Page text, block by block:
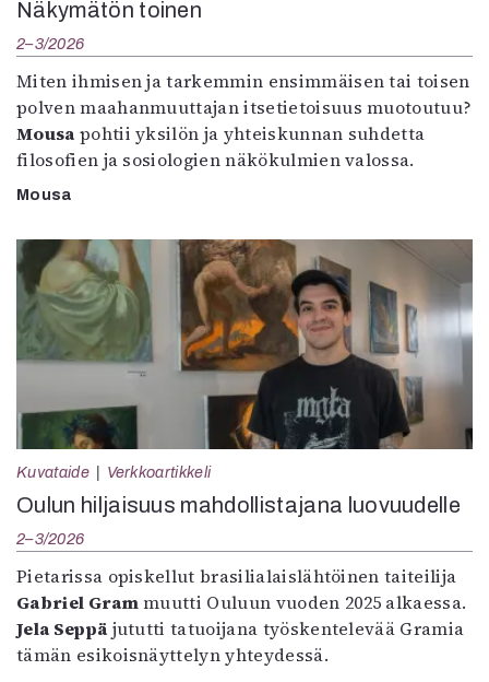
Näkymätön toinen
2–3/2026
Miten ihmisen ja tarkemmin ensimmäisen tai toisen
polven maahanmuuttajan itsetietoisuus muotoutuu?
Mousa pohtii yksilön ja yhteiskunnan suhdetta
filosofien ja sosiologien näkökulmien valossa.
Mousa
Kuvataide Verkkoartikkeli
Oulun hiljaisuus mahdollistajana luovuudelle
2–3/2026
Pietarissa opiskellut brasilialaislähtöinen taiteilija
Gabriel Grammuutti Ouluun vuoden 2025 alkaessa.
Jela Seppä jututti tatuoijana työskentelevää Gramia
tämän esikoisnäyttelyn yhteydessä.